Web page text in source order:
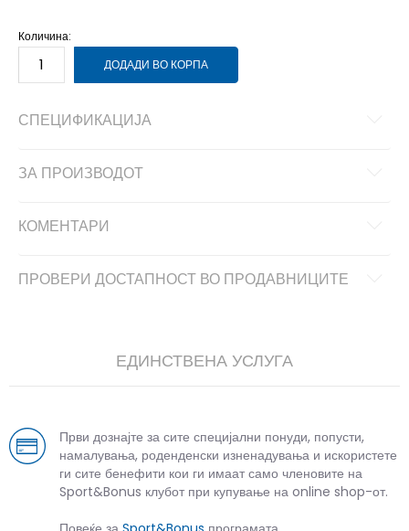
Количина:
ДОДАДИ ВО КОРПА
СПЕЦИФИКАЦИЈА
ЗА ПРОИЗВОДОТ
КОМЕНТАРИ
ПРОВЕРИ ДОСТАПНОСТ ВО ПРОДАВНИЦИТЕ
ЕДИНСТВЕНА УСЛУГА
Први дознајте за сите специјални понуди, попусти,
намалувања, роденденски изненадувања и искористете
ги сите бенефити кои ги имаат само членовите на
Sport&Bonus клубот при купување на online shop-от.